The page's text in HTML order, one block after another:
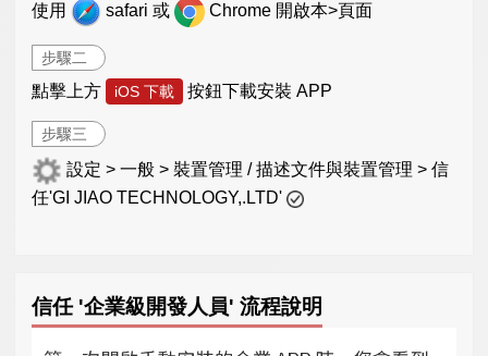
使用 safari 或 Chrome 開啟本>頁面
步驟二
點擊上方 iOS 下載 按鈕下載安裝 APP
步驟三
設定 > 一般 > 裝置管理 / 描述文件與裝置管理 > 信
任'GI JIAO TECHNOLOGY,.LTD'
信任 '企業級開發人員' 流程說明